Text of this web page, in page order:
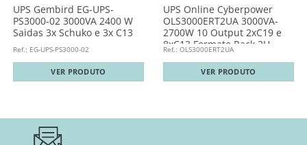
UPS Gembird EG-UPS-
PS3000-02 3000VA 2400 W
Saidas 3x Schuko e 3x C13
Ref.: EG-UPS-PS3000-02
VER PRODUTO
UPS Online Cyberpower
OLS3000ERT2UA 3000VA-
2700W 10 Output 2xC19 e
8xC13 Formato Rack 2U
Ref.: OLS3000ERT2UA
VER PRODUTO